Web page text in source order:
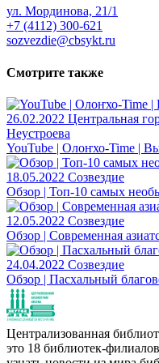
ул. Мординова, 21/1
+7 (4112) 300-621
sozvezdie@cbsykt.ru
Смотрите также
26.02.2022 Центральная
Неустроева
YouTube | Олоҥхо-Time |
18.05.2022 Созвездие
Обзор | Топ-10 самых
12.05.2022 Созвездие
Обзор | Современная
24.04.2022 Созвездие
Обзор | Пасхальный
Централизованная
это 18 библиотек-